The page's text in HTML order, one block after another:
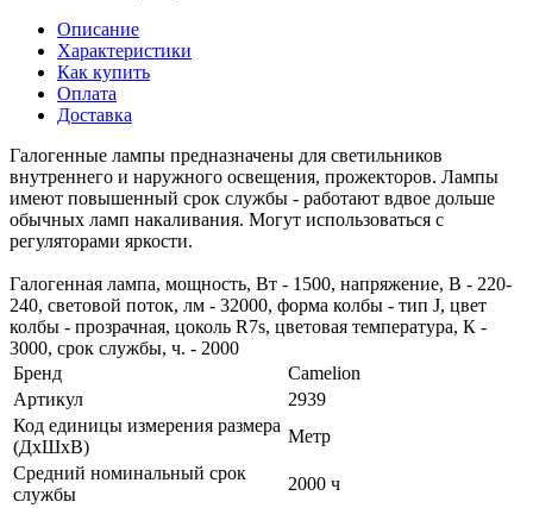
Описание
Характеристики
Как купить
Оплата
Доставка
Галогенные лампы предназначены для светильников
внутреннего и наружного освещения, прожекторов. Лампы
имеют повышенный срок службы - работают вдвое дольше
обычных ламп накаливания. Могут использоваться с
регуляторами яркости.
Галогенная лампа, мощность, Вт - 1500, напряжение, В - 220-
240, световой поток, лм - 32000, форма колбы - тип J, цвет
колбы - прозрачная, цоколь R7s, цветовая температура, К -
3000, срок службы, ч. - 2000
Бренд
Camelion
Артикул
2939
Код единицы измерения размера
(ДхШхВ)
Метр
Средний номинальный срок
службы
2000 ч